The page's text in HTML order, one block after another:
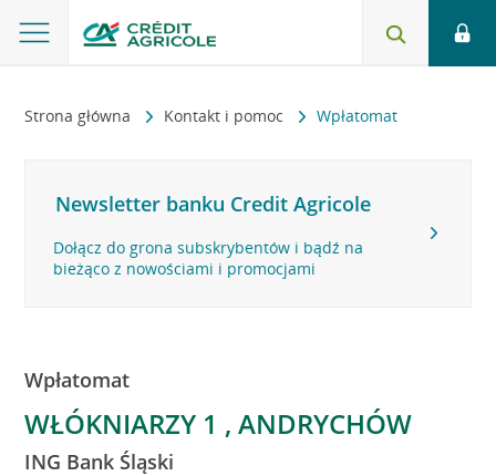
Strona główna Kontakt i pomoc Wpłatomat
Newsletter banku Credit Agricole
Dołącz do grona subskrybentów i bądź na
bieżąco z nowościami i promocjami
Wpłatomat
WŁÓKNIARZY 1 , ANDRYCHÓW
ING Bank Śląski